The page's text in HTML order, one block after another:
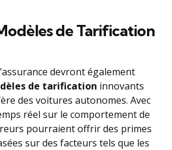
de Tarification
devront également
de tarification innovants
des voitures autonomes. Avec
réel sur le comportement de
pourraient offrir des primes
sur des facteurs tels que les